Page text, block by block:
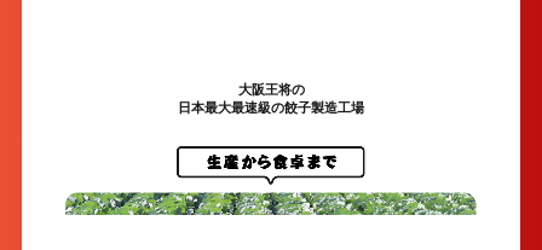
大阪王将の
日本最大最速級の餃子製造工場